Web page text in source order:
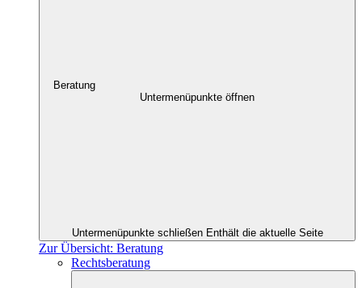
Beratung
Untermenüpunkte öffnen
Untermenüpunkte schließen Enthält die aktuelle Seite
Zur Übersicht: Beratung
Rechtsberatung